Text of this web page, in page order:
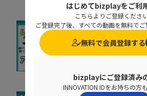
増え続
い管理
はじめてbizplayをご利
こちらよりご登録ください
ご登録完了後、すべての動画を無料でご
無料で会員登録する
bizplayにご登録済み
INNOVATION IDをお持ちの方